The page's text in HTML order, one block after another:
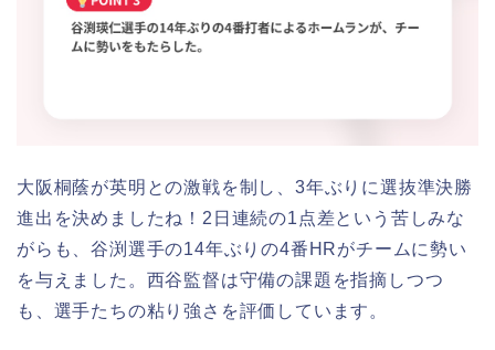
大阪桐蔭が英明との激戦を制し、3年ぶりに選抜準決勝
進出を決めましたね！2日連続の1点差という苦しみな
がらも、谷渕選手の14年ぶりの4番HRがチームに勢い
を与えました。西谷監督は守備の課題を指摘しつつ
も、選手たちの粘り強さを評価しています。